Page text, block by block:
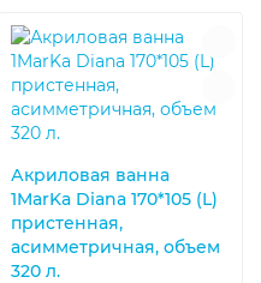
Акриловая ванна
1MarKa Diana 170*105 (L)
пристенная,
асимметричная, объем
320 л.